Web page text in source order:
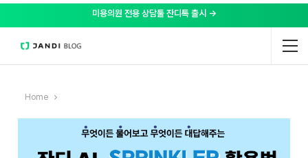
미용의원 전용 상담툴 잔디톡 출시 →
Home